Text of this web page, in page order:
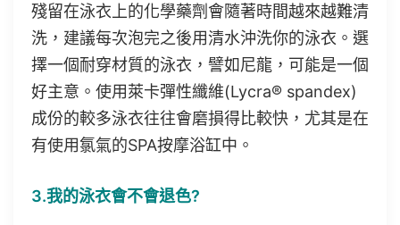
殘留在泳衣上的化學藥劑會隨著時間越來越難清
洗，建議每次泡完之後用清水沖洗你的泳衣。選
擇一個耐穿材質的泳衣，譬如尼龍，可能是一個
好主意。使用萊卡彈性纖維(Lycra® spandex)
成份的較多泳衣往往會磨損得比較快，尤其是在
有使用氯氣的SPA按摩浴缸中。
3.我的泳衣會不會退色?